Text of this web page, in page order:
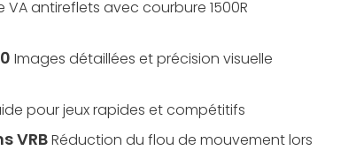
VA antireflets avec courbure 1500R
Images détaillées et précision visuelle
pour jeux rapides et compétitifs
VRBRéduction du flou de mouvement lors